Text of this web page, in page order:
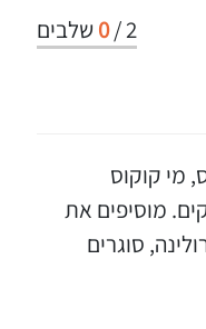
2
/
0 שלבים
מי קוקוס
מוסיפים את
סוגרים